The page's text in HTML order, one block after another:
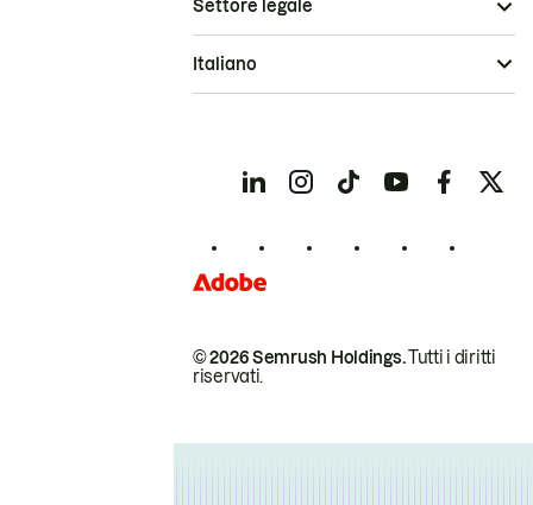
© 2026 Semrush Holdings.Tutti i diritti
riservati.
Settore legale
Italiano